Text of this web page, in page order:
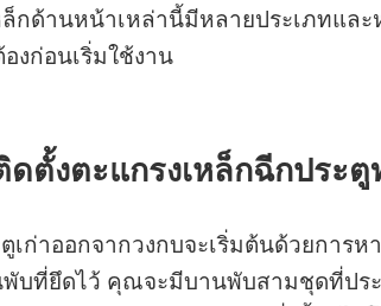
กด้านหน้าเหล่านี้มีหลายประเภทและ
งก่อนเริ่มใช้งาน
ตั้งตะแกรงเหล็กฉีกประตู
ก่าออกจากวงกบจะเริ่มต้นด้วยการห
บที่ยึดไว้ คุณจะมีบานพับสามชุดที่ปร